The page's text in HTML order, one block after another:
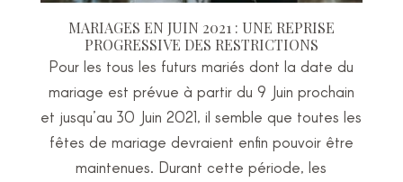
MARIAGES EN JUIN 2021 : UNE REPRISE
PROGRESSIVE DES RESTRICTIONS
Pour les tous les futurs mariés dont la date du
mariage est prévue à partir du 9 Juin prochain
et jusqu’au 30 Juin 2021, il semble que toutes les
fêtes de mariage devraient enfin pouvoir être
maintenues. Durant cette période, les